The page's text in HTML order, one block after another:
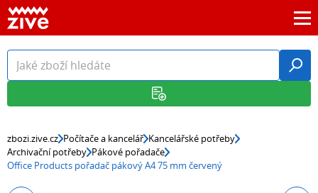
zbozi.zive.cz Počítače a kancelář Kancelářské potřeby
Archivační potřeby Pákové pořadače
Office Products pořadač pákový A4 75 mm červený